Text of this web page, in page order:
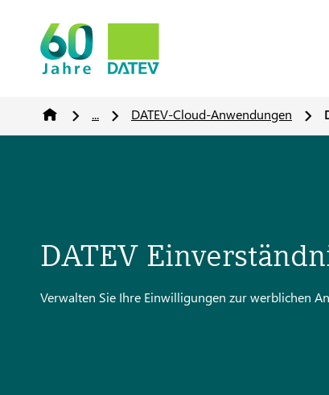
... DATEV-Cloud-Anwendungen
DATEV
Verwalten Sie Ihre Einwilligungen zur werblichen